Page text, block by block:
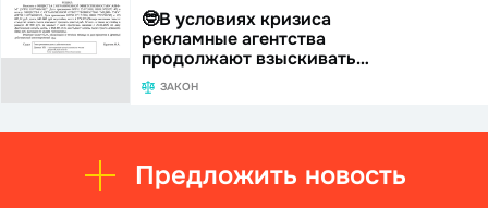
🤓В условиях кризиса
рекламные агентства
продолжают взыскивать…
ЗАКОН
Предложить новость